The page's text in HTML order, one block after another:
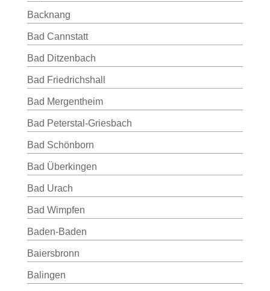
Backnang
Bad Cannstatt
Bad Ditzenbach
Bad Friedrichshall
Bad Mergentheim
Bad Peterstal-Griesbach
Bad Schönborn
Bad Überkingen
Bad Urach
Bad Wimpfen
Baden-Baden
Baiersbronn
Balingen